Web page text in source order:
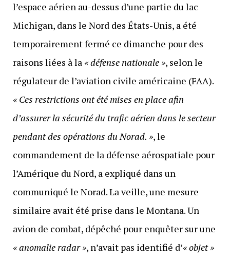
l’espace aérien au-dessus d’une partie du lac
Michigan, dans le Nord des États-Unis, a été
temporairement fermé ce dimanche pour des
raisons liées à la « défense nationale », selon le
régulateur de l’aviation civile américaine (FAA).
« Ces restrictions ont été mises en place afin
d’assurer la sécurité du trafic aérien dans le secteur
pendant des opérations du Norad. », le
commandement de la défense aérospatiale pour
l’Amérique du Nord, a expliqué dans un
communiqué le Norad. La veille, une mesure
similaire avait été prise dans le Montana. Un
avion de combat, dépêché pour enquêter sur une
« anomalie radar », n’avait pas identifié d’« objet »